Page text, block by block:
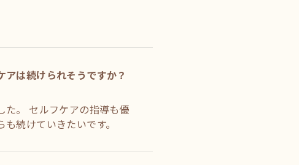
は続けられそうですか？
た。 セルフケアの指導も優
続けていきたいです。